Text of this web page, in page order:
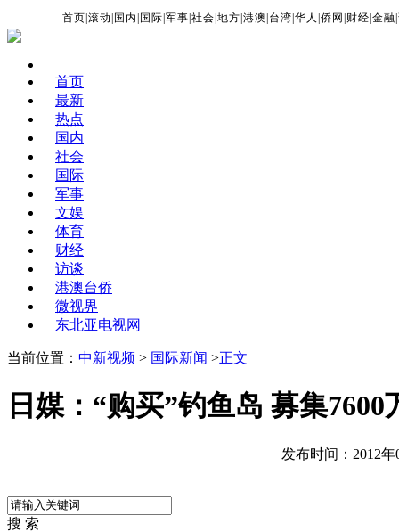
首页 |滚动 国内 国际 |军事 |社会 |地方 |港澳 台湾 |华人 |侨网 财经 |金融 |
首页
最新
热点
国内
社会
国际
军事
文娱
体育
财经
访谈
港澳台侨
微视界
东北亚电视网
当前位置： 中新视频 > 国际新闻 >正文
日媒：“购买”钓鱼岛 募集7600
发布时间：2012年
搜 索